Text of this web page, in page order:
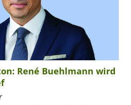
René Buehlmann wird